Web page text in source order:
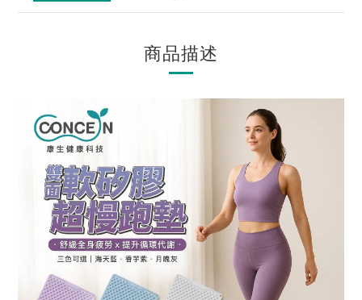
商品描述